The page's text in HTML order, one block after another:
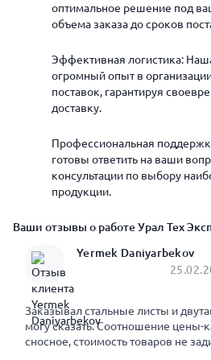
оптимальное решение под
объема заказа до сроков
Эффективная логистика:
огромный опыт в
поставок, гарантируя
доставку.
Профессиональная
готовы ответить на ваши
консультации по выбору
продукции.
Ваши отзывы о работе Урал Тех
Yermek Daniyarbekov
Заказывал стальные листы и
могу сказать. Соотношение цены-
сносное, стоимость товаров не